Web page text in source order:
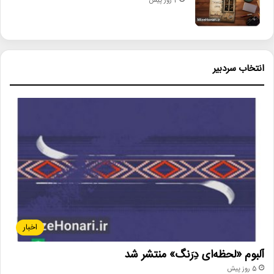
انتخاب سردبیر
اخبار
آلبوم «لحظه‌ای دِرَنگ» منتشر شد
5 روز پیش